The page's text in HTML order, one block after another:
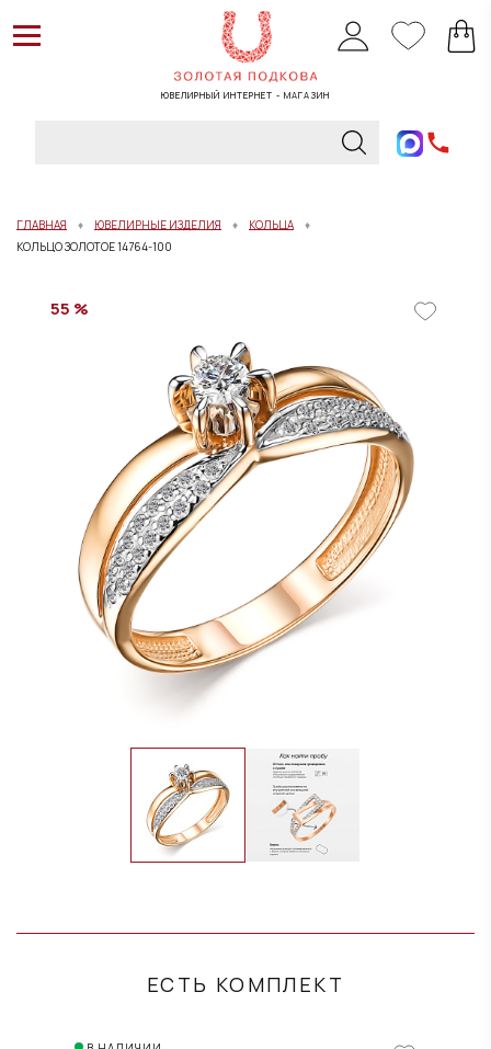
ЮВЕЛИРНЫЙ ИНТЕРНЕТ - МАГАЗИН
ГЛАВНАЯ ЮВЕЛИРНЫЕ ИЗДЕЛИЯ
КОЛЬЦА
КОЛЬЦО ЗОЛОТОЕ 14764-100
ЕСТЬ КОМПЛЕКТ
55 %